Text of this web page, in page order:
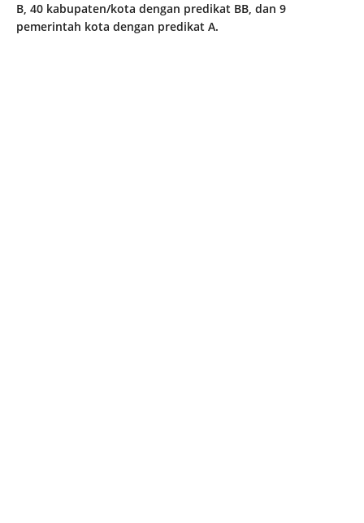
B, 40 kabupaten/kota dengan predikat BB, dan 9
pemerintah kota dengan predikat A.